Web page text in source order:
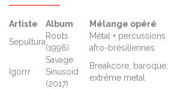
Artiste Album Mélange opéré
Sepultura
Roots
(1996)
Métal + percussions
afro-brésiliennes
Igorrr
Savage
Sinusoid
(2017)
Breakcore, baroque,
extrême metal